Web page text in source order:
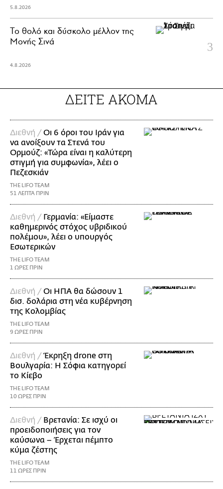
5.8.2026
Το θολό και δύσκολο μέλλον της
Μονής Σινά
4.8.2026
ΔΕΙΤΕ ΑΚΟΜΑ
Διεθνή /Οι 6 όροι του Ιράν για
να ανοίξουν τα Στενά του
Ορμούζ: «Τώρα είναι η καλύτερη
στιγμή για συμφωνία», λέει ο
Πεζεσκιάν
THE LIFO TEAM
51 ΛΕΠΤΑ ΠΡΙΝ
Διεθνή / Γερμανία: «Είμαστε
καθημερινός στόχος υβριδικού
πολέμου», λέει ο υπουργός
Εσωτερικών
THE LIFO TEAM
1 ΩΡΕΣ ΠΡΙΝ
Διεθνή /Οι ΗΠΑ θα δώσουν 1
δισ. δολάρια στη νέα κυβέρνηση
της Κολομβίας
THE LIFO TEAM
9 ΩΡΕΣ ΠΡΙΝ
Διεθνή /Έκρηξη drone στη
Βουλγαρία: Η Σόφια κατηγορεί
το Κίεβο
THE LIFO TEAM
10 ΩΡΕΣ ΠΡΙΝ
Διεθνή / Βρετανία: Σε ισχύ οι
προειδοποιήσεις για τον
καύσωνα – Έρχεται πέμπτο
κύμα ζέστης
THE LIFO TEAM
11 ΩΡΕΣ ΠΡΙΝ